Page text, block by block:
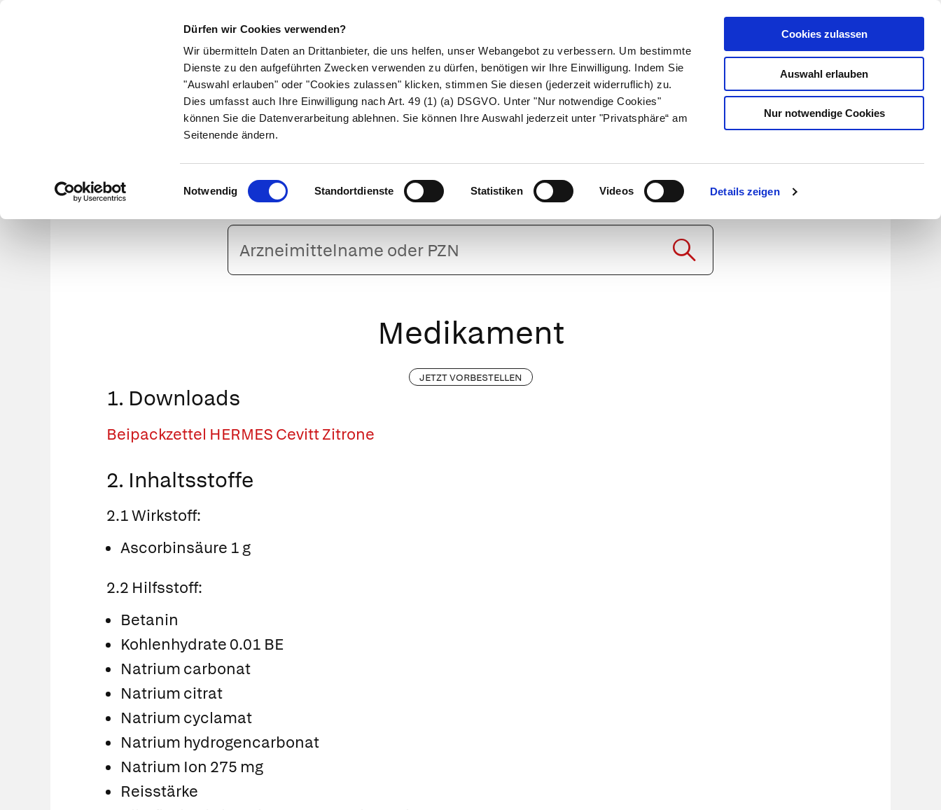
Dürfen wir Cookies verwenden?
Wir übermitteln Daten an Drittanbieter, die uns helfen, unser Webangebot zu verbessern. Um bestimmte
Dienste zu den aufgeführten Zwecken verwenden zu dürfen, benötigen wir Ihre Einwilligung. Indem Sie
"Auswahl erlauben" oder "Cookies zulassen" klicken, stimmen Sie diesen (jederzeit widerruflich) zu.
Dies umfasst auch Ihre Einwilligung nach Art. 49 (1) (a) DSGVO. Unter "Nur notwendige Cookies"
können Sie die Datenverarbeitung ablehnen. Sie können Ihre Auswahl jederzeit unter "Privatsphäre“ am
Seitenende ändern.
Einwilligungsauswahl
Notwendig Standortdienste Statistiken Videos Details zeigen
Cookies zulassen
Auswahl erlauben
Nur notwendige Cookies
Kundenlogin
Suche
Symptome Therapie Medikamente Naturheilkunde Eltern & Kind Gesund leben Über uns
HERMES Cevitt Zitrone
Arzneimittelname
oder
PZN
Medikament
JETZT VORBESTELLEN
1. Downloads
Beipackzettel HERMES Cevitt Zitrone
2. Inhaltsstoffe
2.1 Wirkstoff:
Ascorbinsäure 1 g
2.2 Hilfsstoff:
Betanin
Kohlenhydrate 0.01 BE
Natrium carbonat
Natrium citrat
Natrium cyclamat
Natrium hydrogencarbonat
Natrium Ion 275 mg
Reisstärke